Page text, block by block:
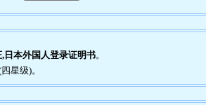
日本外国人登录证明书。
星级)。